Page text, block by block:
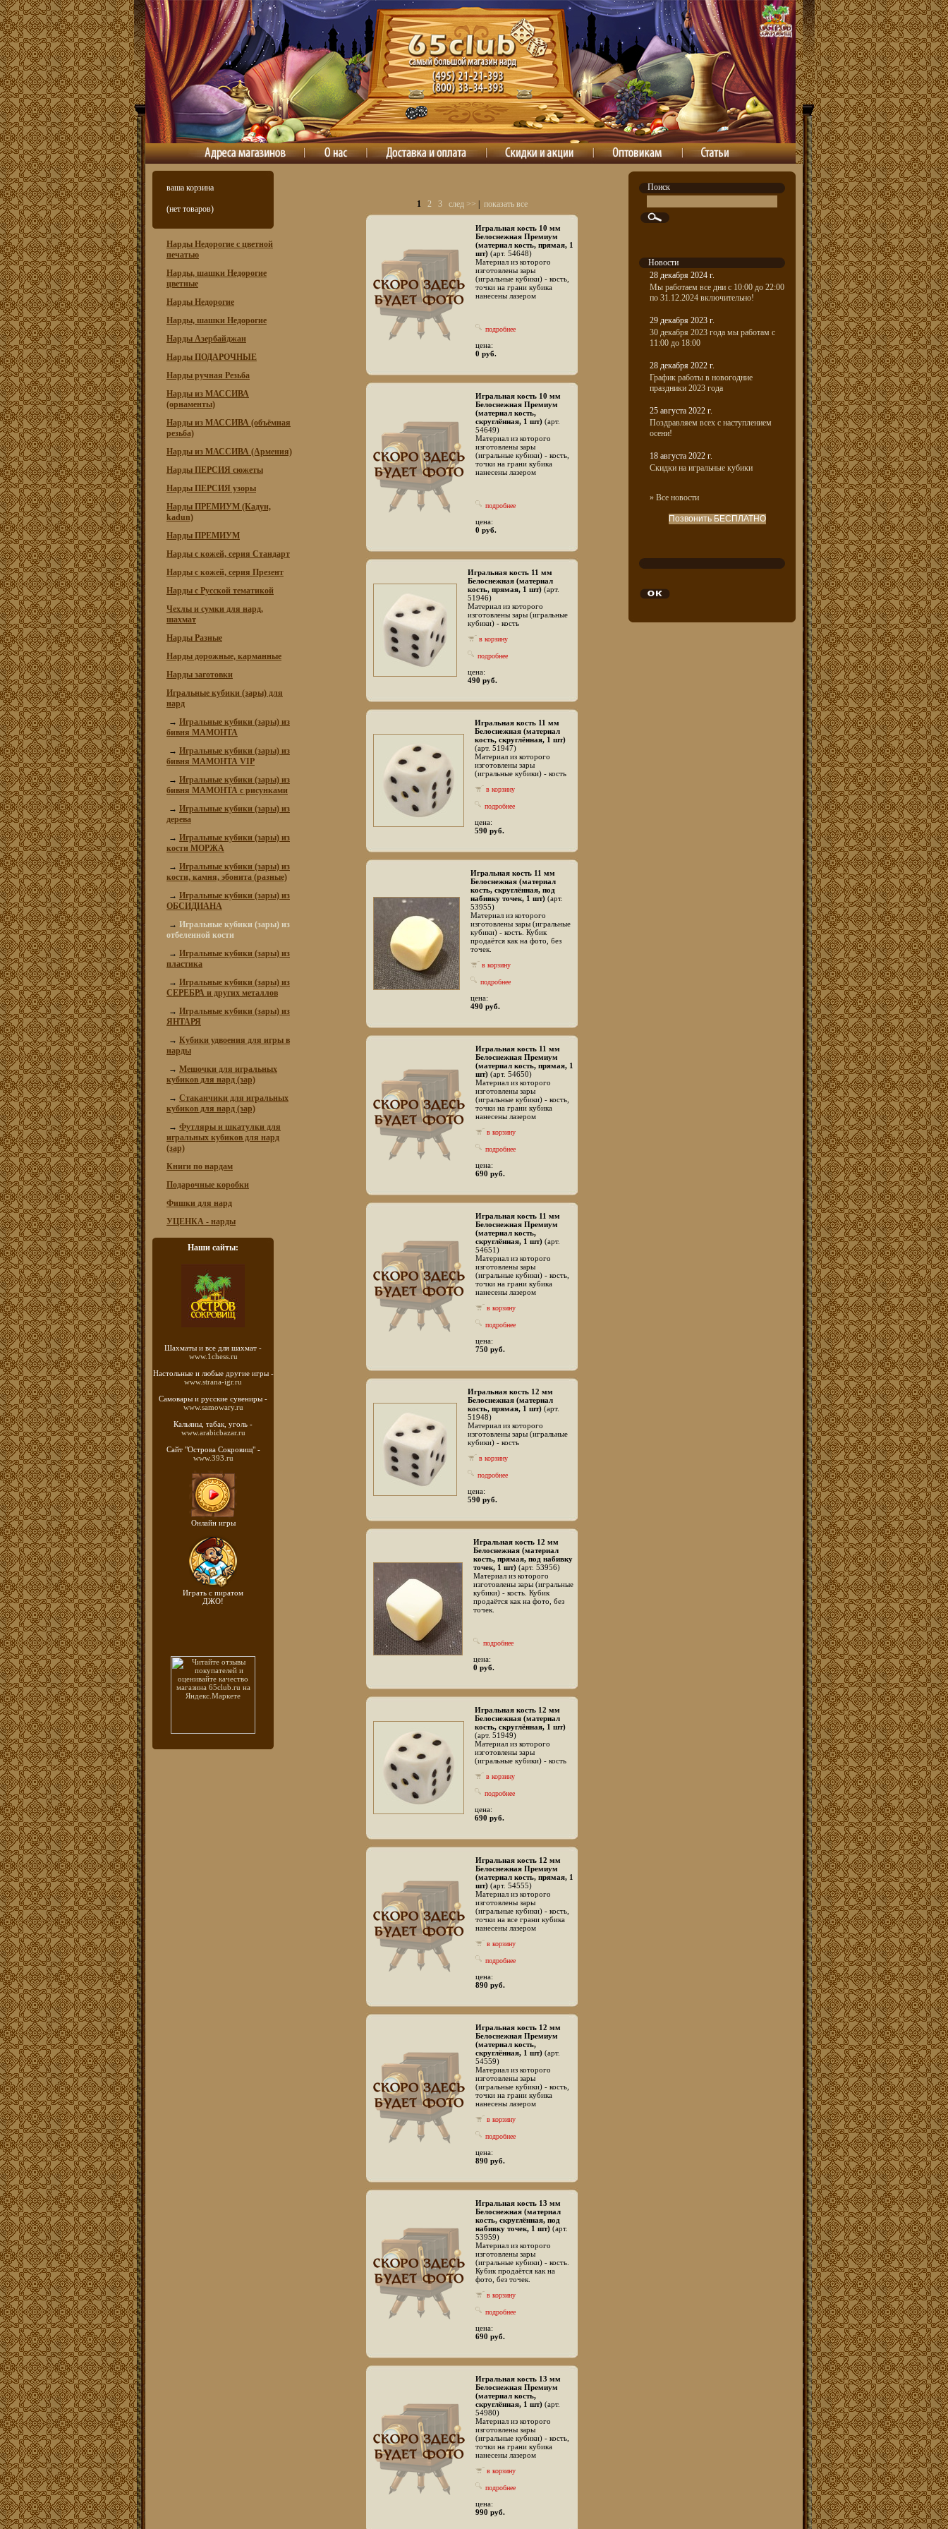
ваша корзина
(нет товаров)
Нарды Недорогие с цветной
печатью
Нарды, шашки Недорогие
цветные
Нарды Недорогие
Нарды, шашки Недорогие
Нарды Азербайджан
Нарды ПОДАРОЧНЫЕ
Нарды ручная Резьба
Нарды из МАССИВА
(орнаменты)
Нарды из МАССИВА (объёмная
резьба)
Нарды из МАССИВА (Армения)
Нарды ПЕРСИЯ сюжеты
Нарды ПЕРСИЯ узоры
Нарды ПРЕМИУМ (Кадун,
kadun)
Нарды ПРЕМИУМ
Нарды с кожей, серия Стандарт
Нарды с кожей, серия Презент
Нарды с Русской тематикой
Чехлы и сумки для нард,
шахмат
Нарды Разные
Нарды дорожные, карманные
Нарды заготовки
Игральные кубики (зары) для
нард
→ Игральные кубики (зары) из
бивня МАМОНТА
→ Игральные кубики (зары) из
бивня МАМОНТА VIP
→ Игральные кубики (зары) из
бивня МАМОНТА с рисунками
→ Игральные кубики (зары) из
дерева
→ Игральные кубики (зары) из
кости МОРЖА
→ Игральные кубики (зары) из
кости, камня, эбонита (разные)
→ Игральные кубики (зары) из
ОБСИДИАНА
→ Игральные кубики (зары) из
отбеленной кости
→ Игральные кубики (зары) из
пластика
→ Игральные кубики (зары) из
СЕРЕБРА и других металлов
→ Игральные кубики (зары) из
ЯНТАРЯ
→ Кубики удвоения для игры в
нарды
→ Мешочки для игральных
кубиков для нард (зар)
→ Стаканчики для игральных
кубиков для нард (зар)
→ Футляры и шкатулки для
игральных кубиков для нард
(зар)
Книги по нардам
Подарочные коробки
Фишки для нард
УЦЕНКА - нарды
Наши сайты:
Шахматы и все для шахмат -
www.1chess.ru
Настольные и любые другие игры -
www.strana-igr.ru
Самовары и русские сувениры -
www.samowary.ru
Кальяны, табак, уголь -
www.arabicbazar.ru
Сайт "Острова Сокровищ" -
www.393.ru
Онлайн игры
Играть с пиратом
ДЖО!
1 2 3 след >> показать все
Игральная кость 10 мм
Белоснежная Премиум
(материал кость, прямая, 1
шт) (арт. 54648)
Материал из которого
изготовлены зары
(игральные кубики) - кость,
точки на грани кубика
нанесены лазером
подробнее
цена:
0 руб.
Игральная кость 10 мм
Белоснежная Премиум
(материал кость,
скруглённая, 1 шт) (арт.
54649)
Материал из которого
изготовлены зары
(игральные кубики) - кость,
точки на грани кубика
нанесены лазером
подробнее
цена:
0 руб.
Игральная кость 11 мм
Белоснежная (материал
кость, прямая, 1 шт) (арт.
51946)
Материал из которого
изготовлены зары (игральные
кубики) - кость
в корзину
подробнее
цена:
490 руб.
Игральная кость 11 мм
Белоснежная (материал
кость, скруглённая, 1 шт)
(арт. 51947)
Материал из которого
изготовлены зары
(игральные кубики) - кость
в корзину
подробнее
цена:
590 руб.
Игральная кость 11 мм
Белоснежная (материал
кость, скруглённая, под
набивку точек, 1 шт) (арт.
53955)
Материал из которого
изготовлены зары (игральные
кубики) - кость. Кубик
продаётся как на фото, без
точек.
в корзину
подробнее
цена:
490 руб.
Игральная кость 11 мм
Белоснежная Премиум
(материал кость, прямая, 1
шт) (арт. 54650)
Материал из которого
изготовлены зары
(игральные кубики) - кость,
точки на грани кубика
нанесены лазером
в корзину
подробнее
цена:
690 руб.
Игральная кость 11 мм
Белоснежная Премиум
(материал кость,
скруглённая, 1 шт) (арт.
54651)
Материал из которого
изготовлены зары
(игральные кубики) - кость,
точки на грани кубика
нанесены лазером
в корзину
подробнее
цена:
750 руб.
Игральная кость 12 мм
Белоснежная (материал
кость, прямая, 1 шт) (арт.
51948)
Материал из которого
изготовлены зары (игральные
кубики) - кость
в корзину
подробнее
цена:
590 руб.
Игральная кость 12 мм
Белоснежная (материал
кость, прямая, под набивку
точек, 1 шт) (арт. 53956)
Материал из которого
изготовлены зары (игральные
кубики) - кость. Кубик
продаётся как на фото, без
точек.
подробнее
цена:
0 руб.
Игральная кость 12 мм
Белоснежная (материал
кость, скруглённая, 1 шт)
(арт. 51949)
Материал из которого
изготовлены зары
(игральные кубики) - кость
в корзину
подробнее
цена:
690 руб.
Игральная кость 12 мм
Белоснежная Премиум
(материал кость, прямая, 1
шт) (арт. 54555)
Материал из которого
изготовлены зары
(игральные кубики) - кость,
точки на все грани кубика
нанесены лазером
в корзину
подробнее
цена:
890 руб.
Игральная кость 12 мм
Белоснежная Премиум
(материал кость,
скруглённая, 1 шт) (арт.
54559)
Материал из которого
изготовлены зары
(игральные кубики) - кость,
точки на грани кубика
нанесены лазером
в корзину
подробнее
цена:
890 руб.
Игральная кость 13 мм
Белоснежная (материал
кость, скруглённая, под
набивку точек, 1 шт) (арт.
53959)
Материал из которого
изготовлены зары
(игральные кубики) - кость.
Кубик продаётся как на
фото, без точек.
в корзину
подробнее
цена:
690 руб.
Игральная кость 13 мм
Белоснежная Премиум
(материал кость,
скруглённая, 1 шт) (арт.
54980)
Материал из которого
изготовлены зары
(игральные кубики) - кость,
точки на грани кубика
нанесены лазером
в корзину
подробнее
цена:
990 руб.
Поиск
Новости
28 декабря 2024 г.
Мы работаем все дни с 10:00 до 22:00
по 31.12.2024 включительно!
29 декабря 2023 г.
30 декабря 2023 года мы работам с
11:00 до 18:00
28 декабря 2022 г.
График работы в новогодние
праздники 2023 года
25 августа 2022 г.
Поздравляем всех с наступлением
осени!
18 августа 2022 г.
Скидки на игральные кубики
» Все новости
Позвонить БЕСПЛАТНО